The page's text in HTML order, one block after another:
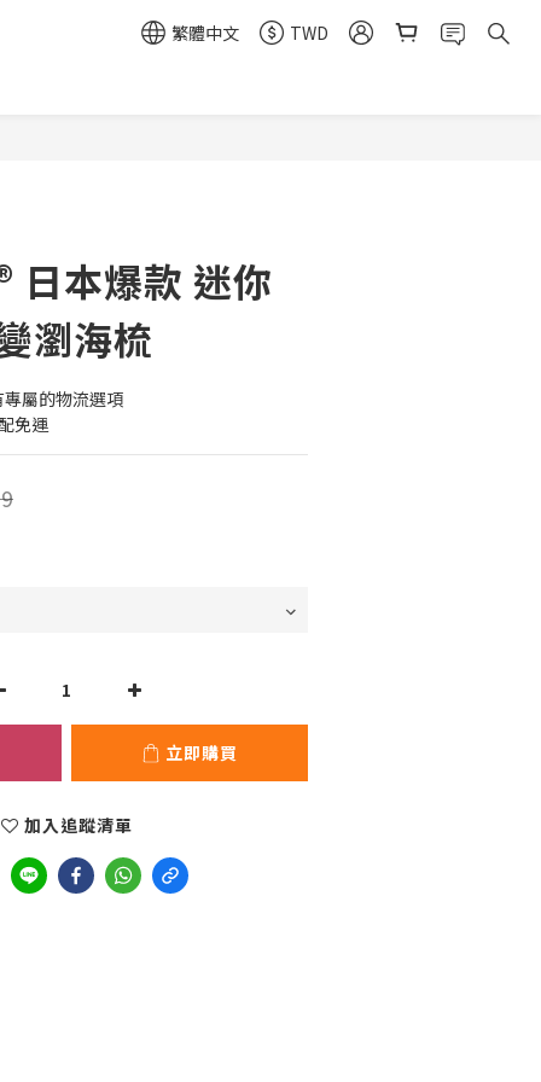
繁體中文 TWD
日本爆款 迷你
瀏海梳
屬的物流選項
免運
立即購買
加入追蹤清單